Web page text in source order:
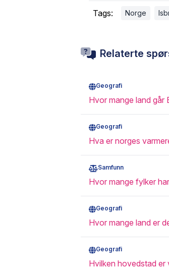
Tags: Norge
Relaterte
Geografi
Hvor mange land går
Geografi
Hva er norges
Samfunn
Hvor mange fylker
Geografi
Hvor mange land er
Geografi
Hvilken hovedstad er